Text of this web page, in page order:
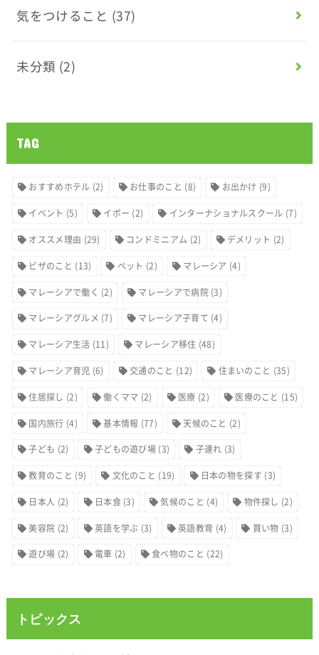
気をつけること (37)
未分類 (2)
TAG
おすすめホテル (2) お仕事のこと (8) お出かけ (9)
イベント (5) イポー (2) インターナショナルスクール (7)
オススメ理由 (29) コンドミニアム (2) デメリット (2)
ビザのこと (13) ペット (2) マレーシア (4)
マレーシアで働く (2) マレーシアで病院(3)
マレーシアグルメ (7) マレーシア子育て (4)
マレーシア生活 (11) マレーシア移住 (48)
マレーシア育児 (6) 交通のこと (12) 住まいのこと (35)
住居探し (2) 働くママ (2) 医療 (2) 医療のこと (15)
国内旅行 (4) 基本情報 (77) 天候のこと (2)
子ども (2) 子どもの遊び場 (3) 子連れ (3)
教育のこと (9) 文化のこと (19) 日本の物を探す (3)
日本人 (2) 日本食(3) 気候のこと (4) 物件探し (2)
美容院 (2) 英語を学ぶ (3) 英語教育 (4) 買い物 (3)
遊び場 (2) 電車 (2) 食べ物のこと (22)
トピックス